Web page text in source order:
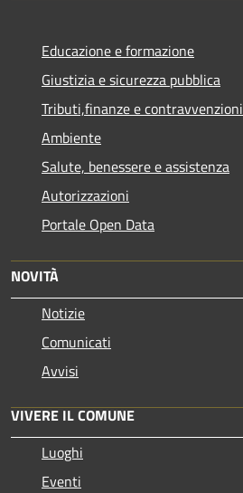
Educazione e formazione
Giustizia e sicurezza pubblica
Tributi,finanze e contravvenzioni
Ambiente
Salute, benessere e assistenza
Autorizzazioni
Portale Open Data
NOVITÀ
Notizie
Comunicati
Avvisi
VIVERE IL COMUNE
Luoghi
Eventi